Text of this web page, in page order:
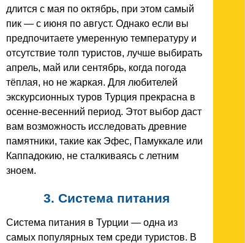
длится с мая по октябрь, при этом самый
пик — с июня по август. Однако если вы
предпочитаете умеренную температуру и
отсутствие толп туристов, лучше выбирать
апрель, май или сентябрь, когда погода
тёплая, но не жаркая. Для любителей
экскурсионных туров Турция прекрасна в
осенне-весенний период. Этот выбор даст
вам возможность исследовать древние
памятники, такие как Эфес, Памуккале или
Каппадокию, не сталкиваясь с летним
зноем.
3. Система питания
Система питания в Турции — одна из
самых популярных тем среди туристов. В